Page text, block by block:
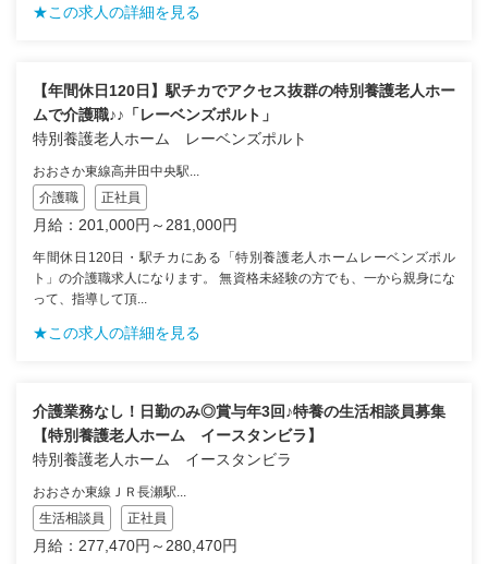
★この求人の詳細を見る
【年間休日120日】駅チカでアクセス抜群の特別養護老人ホー
ムで介護職♪♪「レーベンズポルト」
特別養護老人ホーム レーベンズポルト
おおさか東線高井田中央駅...
介護職
正社員
月給：201,000円～281,000円
年間休日120日・駅チカにある「特別養護老人ホームレーベンズポル
ト」の介護職求人になります。 無資格未経験の方でも、一から親身にな
って、指導して頂...
★この求人の詳細を見る
介護業務なし！日勤のみ◎賞与年3回♪特養の生活相談員募集
【特別養護老人ホーム イースタンビラ】
特別養護老人ホーム イースタンビラ
おおさか東線ＪＲ長瀬駅...
生活相談員
正社員
月給：277,470円～280,470円